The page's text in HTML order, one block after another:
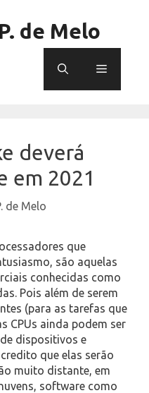
de Melo
Menu
deverá
em 2021
de Melo
que
são aquelas
conhecidas como
Pois além de serem
(para as tarefas que
CPUs ainda podem ser
dispositivos e
que elas serão
muito distante, em
software como